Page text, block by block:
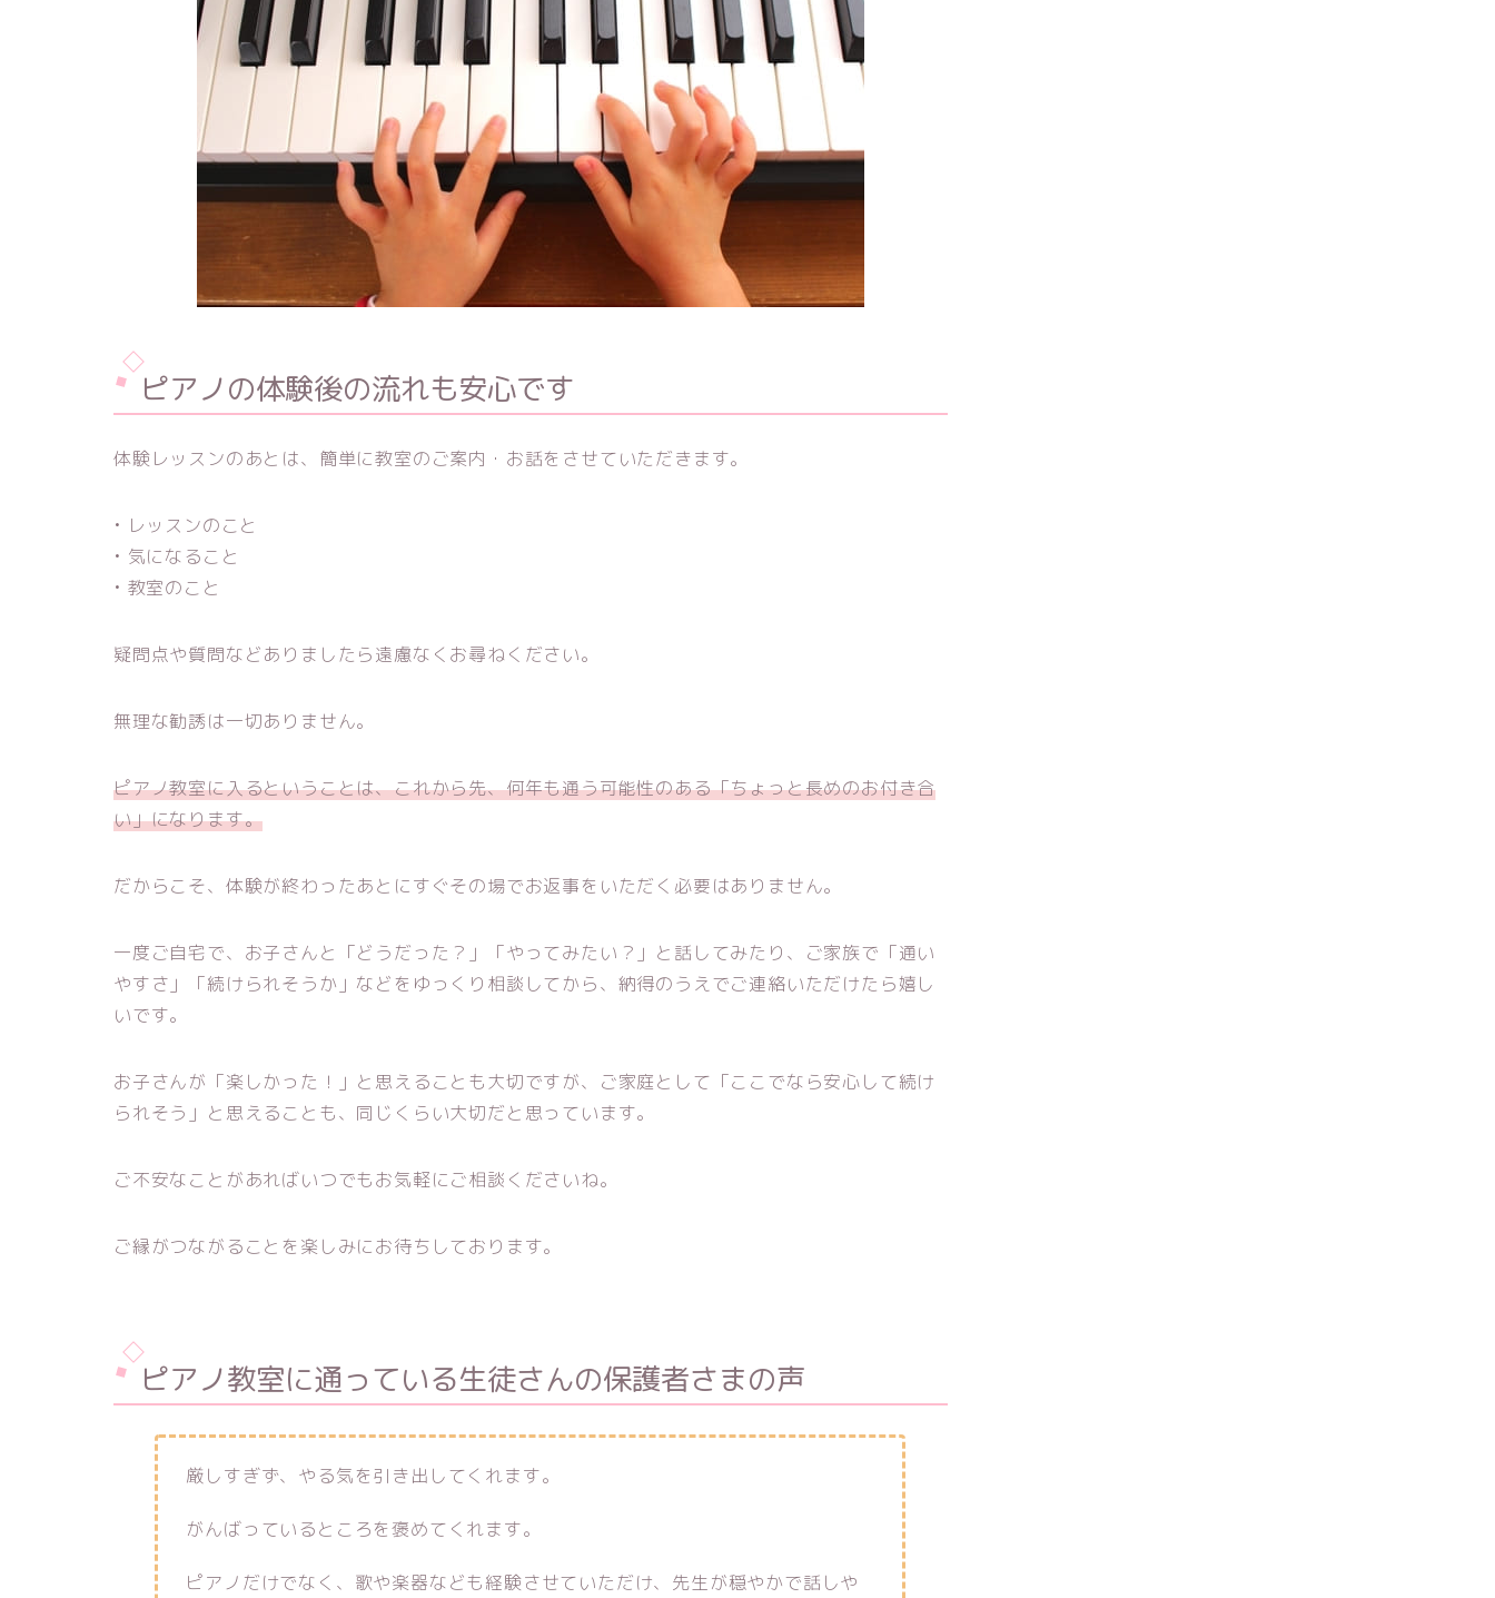
ピアノの体験後の流れも安心です
体験レッスンのあとは、簡単に教室のご案内・お話をさせていただきます。
• レッスンのこと
• 気になること
• 教室のこと
疑問点や質問などありましたら遠慮なくお尋ねください。
無理な勧誘は一切ありません。
ピアノ教室に入るということは、これから先、何年も通う可能性のある「ちょっと長めのお付き合
い」になります。
だからこそ、体験が終わったあとにすぐその場でお返事をいただく必要はありません。
一度ご自宅で、お子さんと「どうだった？」「やってみたい？」と話してみたり、ご家族で「通い
やすさ」「続けられそうか」などをゆっくり相談してから、納得のうえでご連絡いただけたら嬉し
いです。
お子さんが「楽しかった！」と思えることも大切ですが、ご家庭として「ここでなら安心して続け
られそう」と思えることも、同じくらい大切だと思っています。
ご不安なことがあればいつでもお気軽にご相談くださいね。
ご縁がつながることを楽しみにお待ちしております。
ピアノ教室に通っている生徒さんの保護者さまの声
厳しすぎず、やる気を引き出してくれます。
がんばっているところを褒めてくれます。
ピアノだけでなく、歌や楽器なども経験させていただけ、先生が穏やかで話しや